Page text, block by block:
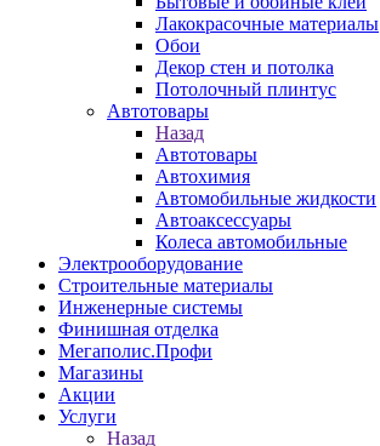
Лакокрасочные материалы
Обои
Декор стен и потолка
Потолочный плинтус
Автотовары
Назад
Автотовары
Автохимия
Автомобильные жидкости
Автоаксессуары
Колеса автомобильные
Электрооборудование
Строительные материалы
Инженерные системы
Финишная отделка
Мегаполис.Профи
Магазины
Акции
Услуги
Назад